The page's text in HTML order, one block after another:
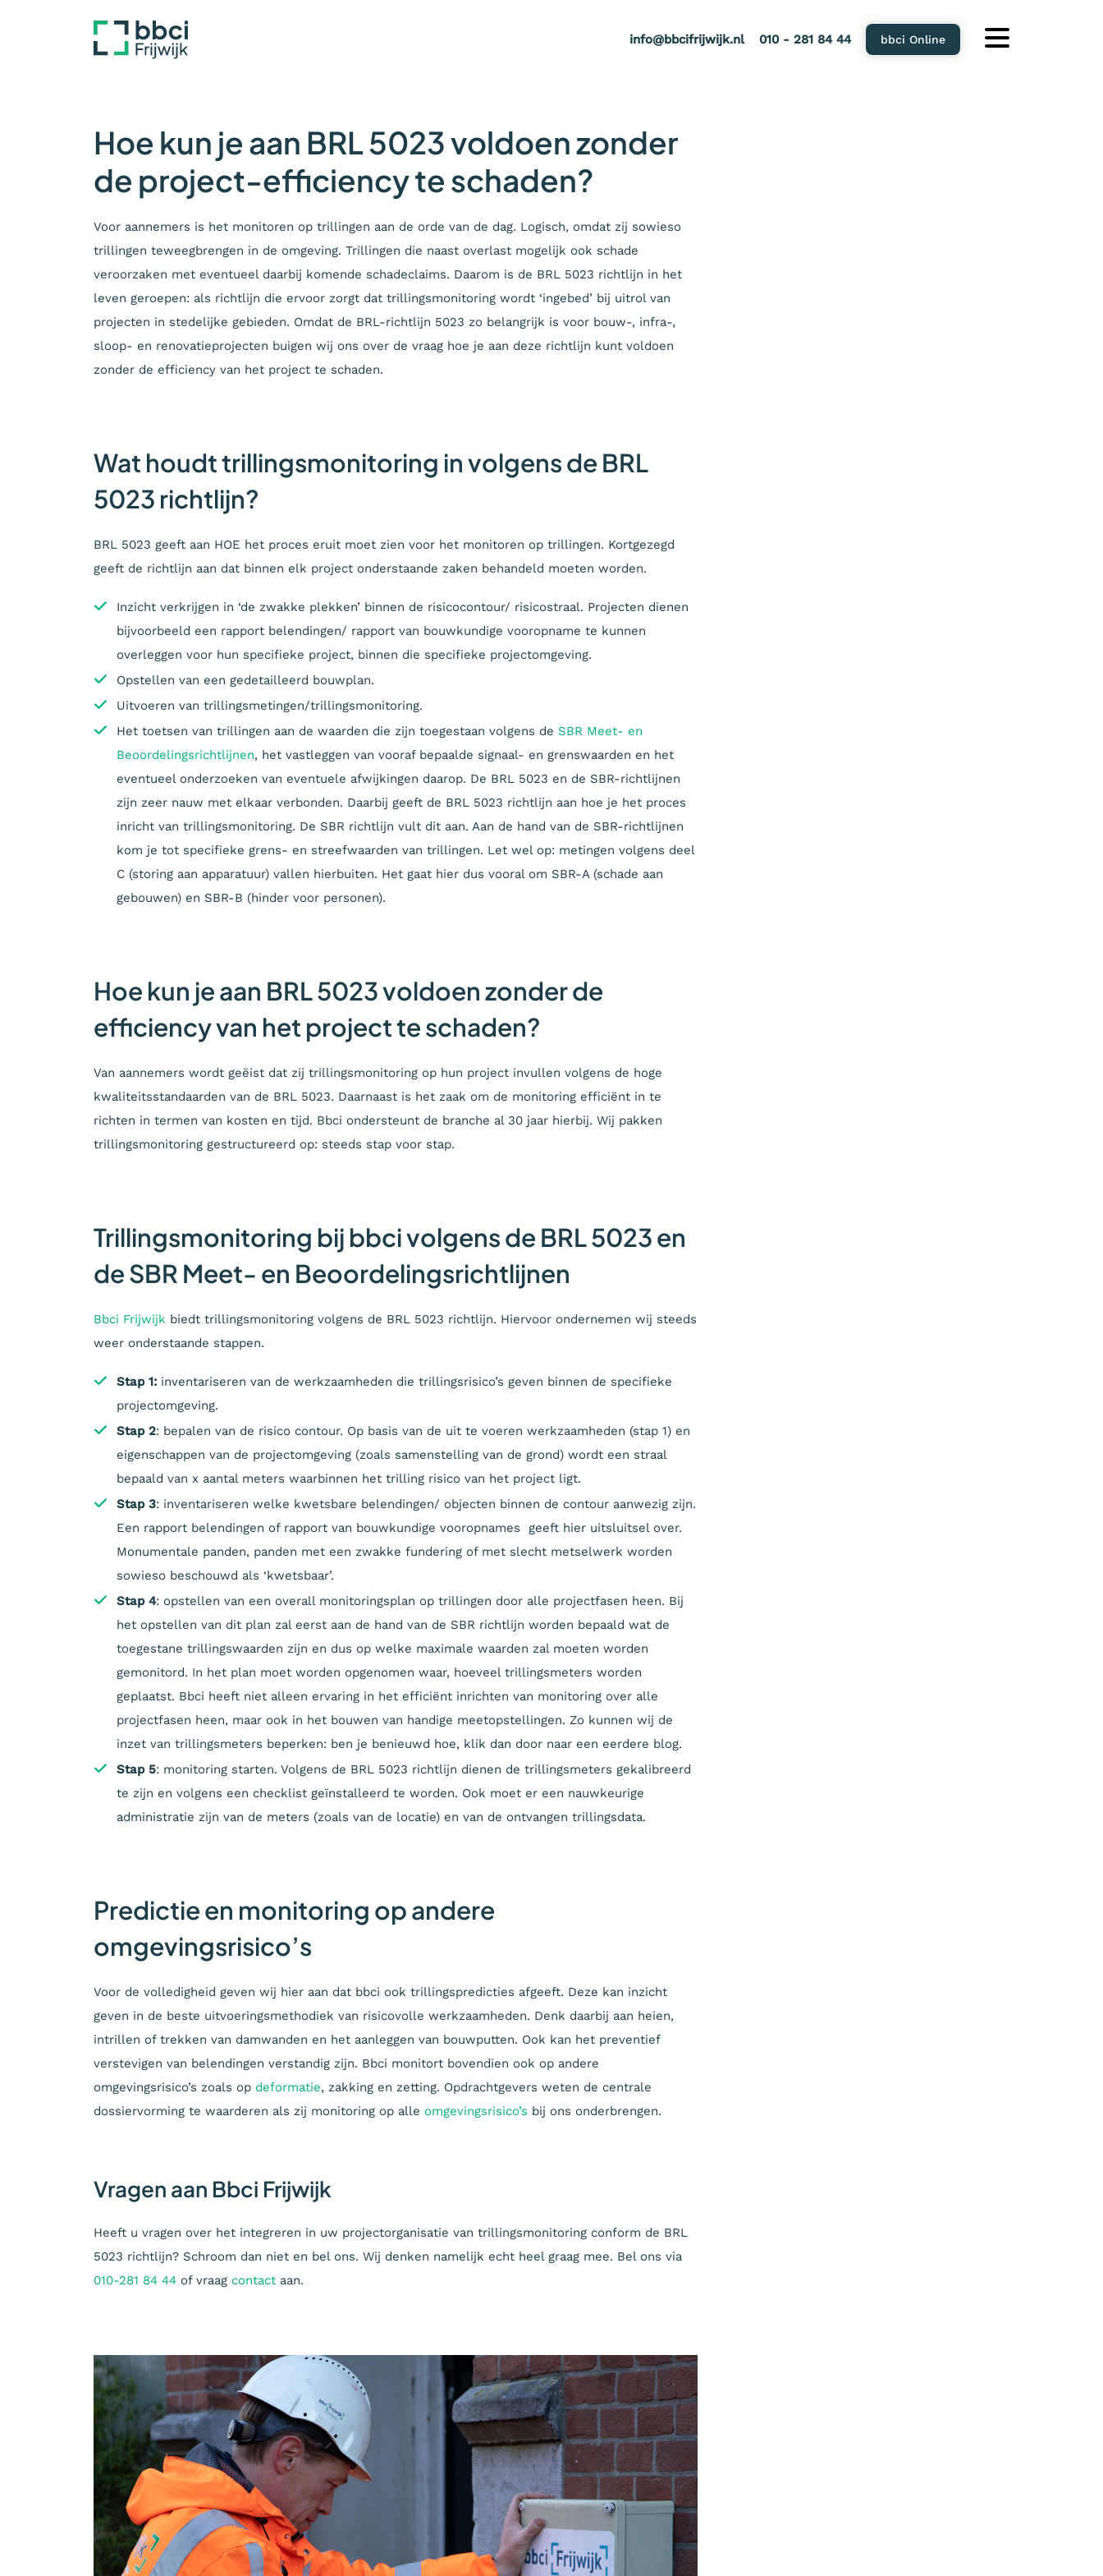
info@bbcifrijwijk.nl 010 - 281 84 44 bbci Online
Hoe kun je aan BRL 5023 voldoen zonder
de project-efficiency te schaden?
Voor aannemers is het monitoren op trillingen aan de orde van de dag. Logisch, omdat zij sowieso
trillingen teweegbrengen in de omgeving. Trillingen die naast overlast mogelijk ook schade
veroorzaken met eventueel daarbij komende schadeclaims. Daarom is de BRL 5023 richtlijn in het
leven geroepen: als richtlijn die ervoor zorgt dat trillingsmonitoring wordt ‘ingebed’ bij uitrol van
projecten in stedelijke gebieden. Omdat de BRL-richtlijn 5023 zo belangrijk is voor bouw-, infra-,
sloop- en renovatieprojecten buigen wij ons over de vraag hoe je aan deze richtlijn kunt voldoen
zonder de efficiency van het project te schaden.
Wat houdt trillingsmonitoring in volgens de BRL
5023 richtlijn?
BRL 5023 geeft aan HOE het proces eruit moet zien voor het monitoren op trillingen. Kortgezegd
geeft de richtlijn aan dat binnen elk project onderstaande zaken behandeld moeten worden.
Inzicht verkrijgen in ‘de zwakke plekken’ binnen de risicocontour/ risicostraal. Projecten dienen
bijvoorbeeld een rapport belendingen/ rapport van bouwkundige vooropname te kunnen
overleggen voor hun specifieke project, binnen die specifieke projectomgeving.
Opstellen van een gedetailleerd bouwplan.
Uitvoeren van trillingsmetingen/trillingsmonitoring.
Het toetsen van trillingen aan de waarden die zijn toegestaan volgens de SBR Meet- en
Beoordelingsrichtlijnen, het vastleggen van vooraf bepaalde signaal- en grenswaarden en het
eventueel onderzoeken van eventuele afwijkingen daarop. De BRL 5023 en de SBR-richtlijnen
zijn zeer nauw met elkaar verbonden. Daarbij geeft de BRL 5023 richtlijn aan hoe je het proces
inricht van trillingsmonitoring. De SBR richtlijn vult dit aan. Aan de hand van de SBR-richtlijnen
kom je tot specifieke grens- en streefwaarden van trillingen. Let wel op: metingen volgens deel
C (storing aan apparatuur) vallen hierbuiten. Het gaat hier dus vooral om SBR-A (schade aan
gebouwen) en SBR-B (hinder voor personen).
Hoe kun je aan BRL 5023 voldoen zonder de
efficiency van het project te schaden?
Van aannemers wordt geëist dat zij trillingsmonitoring op hun project invullen volgens de hoge
kwaliteitsstandaarden van de BRL 5023. Daarnaast is het zaak om de monitoring efficiënt in te
richten in termen van kosten en tijd. Bbci ondersteunt de branche al 30 jaar hierbij. Wij pakken
trillingsmonitoring gestructureerd op: steeds stap voor stap.
Trillingsmonitoring bij bbci volgens de BRL 5023 en
de SBR Meet- en Beoordelingsrichtlijnen
Bbci Frijwijk biedt trillingsmonitoring volgens de BRL 5023 richtlijn. Hiervoor ondernemen wij steeds
weer onderstaande stappen.
Stap 1: inventariseren van de werkzaamheden die trillingsrisico’s geven binnen de specifieke
projectomgeving.
Stap 2: bepalen van de risico contour. Op basis van de uit te voeren werkzaamheden (stap 1) en
eigenschappen van de projectomgeving (zoals samenstelling van de grond) wordt een straal
bepaald van x aantal meters waarbinnen het trilling risico van het project ligt.
Stap 3: inventariseren welke kwetsbare belendingen/ objecten binnen de contour aanwezig zijn.
Een rapport belendingen of rapport van bouwkundige vooropnames geeft hier uitsluitsel over.
Monumentale panden, panden met een zwakke fundering of met slecht metselwerk worden
sowieso beschouwd als ‘kwetsbaar’.
Stap 4: opstellen van een overall monitoringsplan op trillingen door alle projectfasen heen. Bij
het opstellen van dit plan zal eerst aan de hand van de SBR richtlijn worden bepaald wat de
toegestane trillingswaarden zijn en dus op welke maximale waarden zal moeten worden
gemonitord. In het plan moet worden opgenomen waar, hoeveel trillingsmeters worden
geplaatst. Bbci heeft niet alleen ervaring in het efficiënt inrichten van monitoring over alle
projectfasen heen, maar ook in het bouwen van handige meetopstellingen. Zo kunnen wij de
inzet van trillingsmeters beperken: ben je benieuwd hoe, klik dan door naar een eerdere blog.
Stap 5: monitoring starten. Volgens de BRL 5023 richtlijn dienen de trillingsmeters gekalibreerd
te zijn en volgens een checklist geïnstalleerd te worden. Ook moet er een nauwkeurige
administratie zijn van de meters (zoals van de locatie) en van de ontvangen trillingsdata.
Predictie en monitoring op andere
omgevingsrisico’s
Voor de volledigheid geven wij hier aan dat bbci ook trillingspredicties afgeeft. Deze kan inzicht
geven in de beste uitvoeringsmethodiek van risicovolle werkzaamheden. Denk daarbij aan heien,
intrillen of trekken van damwanden en het aanleggen van bouwputten. Ook kan het preventief
verstevigen van belendingen verstandig zijn. Bbci monitort bovendien ook op andere
omgevingsrisico’s zoals op deformatie, zakking en zetting. Opdrachtgevers weten de centrale
dossiervorming te waarderen als zij monitoring op alle omgevingsrisico’s bij ons onderbrengen.
Vragen aan Bbci Frijwijk
Heeft u vragen over het integreren in uw projectorganisatie van trillingsmonitoring conform de BRL
5023 richtlijn? Schroom dan niet en bel ons. Wij denken namelijk echt heel graag mee. Bel ons via
010-281 84 44 of vraag contact aan.